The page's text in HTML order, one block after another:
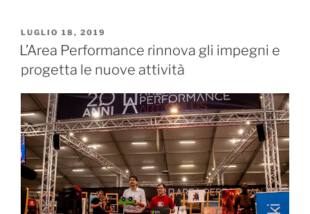
PUBBLICATO
IL
LUGLIO 18, 2019
L’Area Performance rinnova gli impegni e
progetta le nuove attività